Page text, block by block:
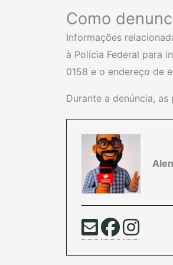
Como
Informações
à Polícia Federal para
0158 e o endereço de
Durante a denúncia,